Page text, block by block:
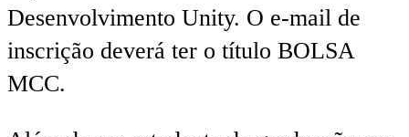
Desenvolvimento Unity. O e-mail de
inscrição deverá ter o título BOLSA
MCC.